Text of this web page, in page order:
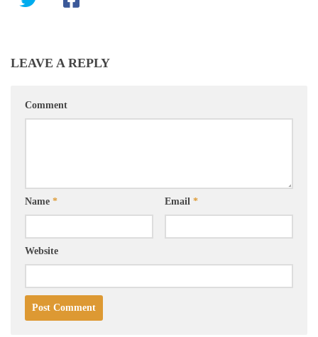
LEAVE A REPLY
Comment
Name * Email *
Website